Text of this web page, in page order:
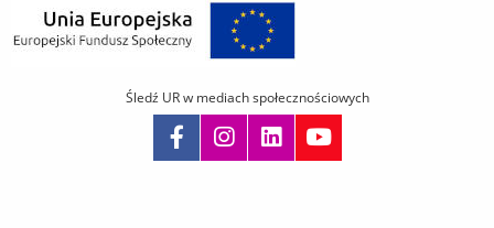
Śledź UR w mediach społecznościowych